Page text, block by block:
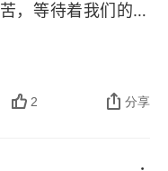
，等待着我们的探
60 秒里说，读书
书也给了我很多共
2 分享